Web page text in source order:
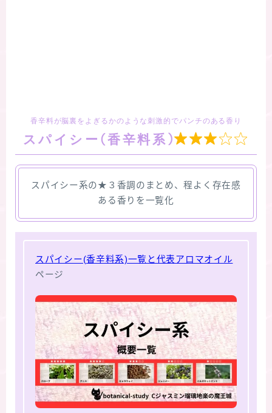
香辛料が脳裏をよぎるかのような刺激的でパンチのある香り
スパイシー(香辛料系)
スパイシー系の★３香調のまとめ、程よく存在感
ある香りを一覧化
スパイシー(香辛料系)一覧と代表アロマオイル
ページ